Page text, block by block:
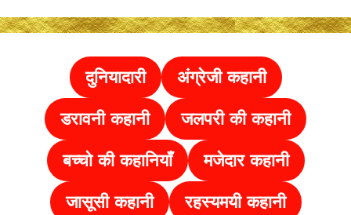
दुनियादारी
अंग्रेजी कहानी
डरावनी कहानी
जलपरी की कहानी
बच्चो की कहानियाँ
मजेदार कहानी
जासूसी कहानी
रहस्यमयी कहानी